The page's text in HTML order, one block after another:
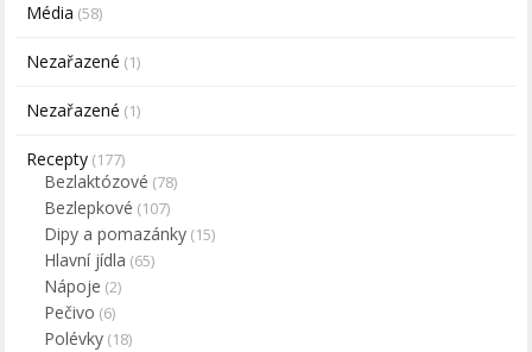
Média (58)
Nezařazené (1)
Nezařazené (1)
Recepty (177)
Bezlaktózové (78)
Bezlepkové (107)
Dipy a pomazánky (15)
Hlavní jídla (65)
Nápoje (2)
Pečivo (6)
Polévky (18)